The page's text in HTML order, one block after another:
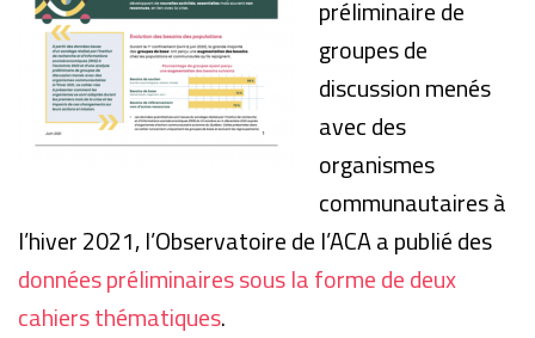
préliminaire de
groupes de
discussion menés
avec des
organismes
communautaires à
l’hiver 2021, l’Observatoire de l’ACA a publié des
données préliminaires sous la forme de deux
cahiers thématiques.